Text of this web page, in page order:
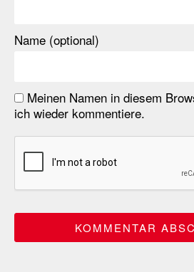
Name (optional)
Meinen Namen in diesem
ich wieder kommentiere.